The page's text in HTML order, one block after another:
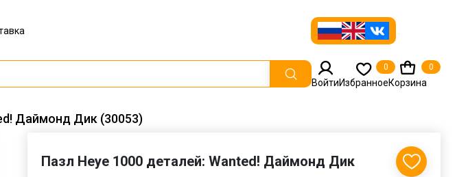
ВойтиИзбранное
0
Корзина
0
Даймонд Дик (30053)
Пазл Heye 1000 деталей: Wanted! Даймонд Дик